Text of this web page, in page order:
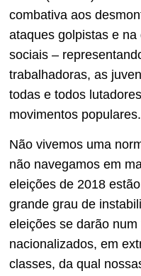
combativa aos
ataques golpistas e
sociais –
trabalhadoras, as
todas e todos
movimentos populares.
Não vivemos uma
não navegamos em
eleições de 2018
grande grau de
eleições se darão
nacionalizados, em
classes, da qual